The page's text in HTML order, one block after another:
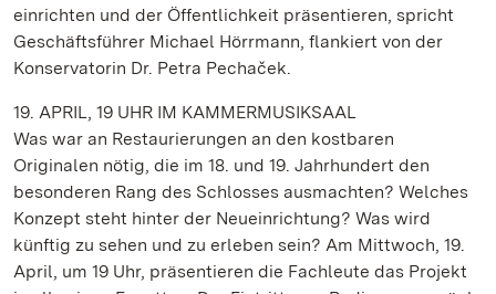
einrichten und der Öffentlichkeit präsentieren, spricht
Geschäftsführer Michael Hörrmann, flankiert von der
Konservatorin Dr. Petra Pechaček.
19. APRIL, 19 UHR IM KAMMERMUSIKSAAL
Was war an Restaurierungen an den kostbaren
Originalen nötig, die im 18. und 19. Jahrhundert den
besonderen Rang des Schlosses ausmachten? Welches
Konzept steht hinter der Neueinrichtung? Was wird
künftig zu sehen und zu erleben sein? Am Mittwoch, 19.
April, um 19 Uhr, präsentieren die Fachleute das Projekt